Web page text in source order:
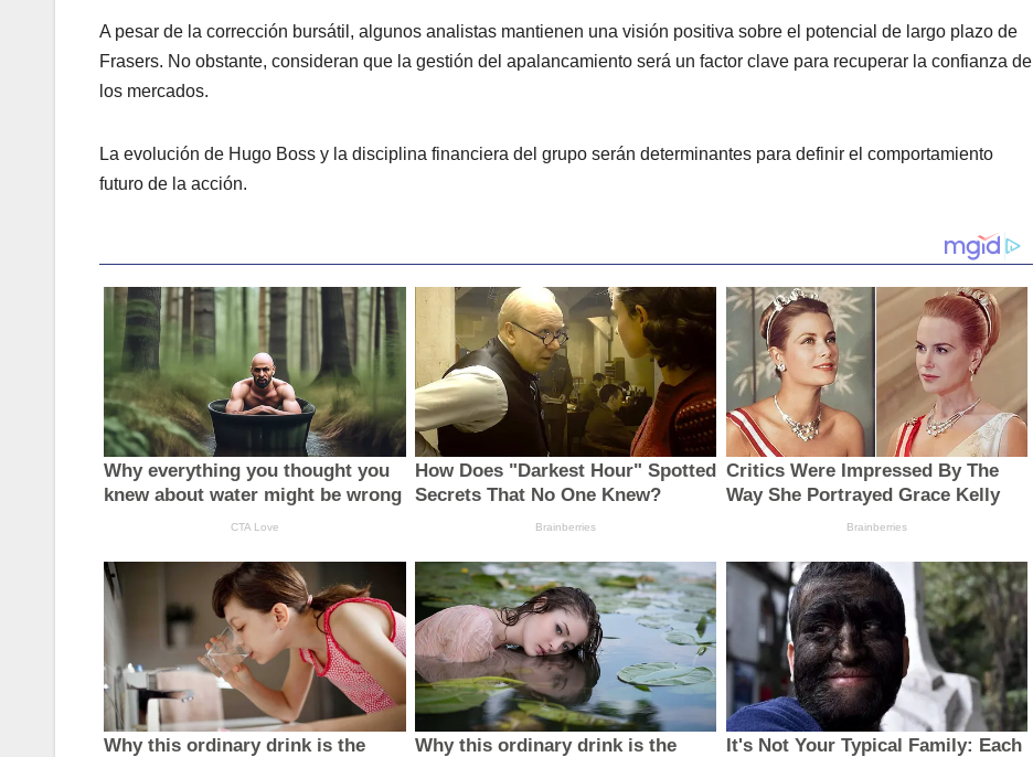
A pesar de la corrección bursátil, algunos analistas mantienen una visión positiva sobre el potencial de largo plazo de
Frasers. No obstante, consideran que la gestión del apalancamiento será un factor clave para recuperar la confianza de
los mercados.
La evolución de Hugo Boss y la disciplina financiera del grupo serán determinantes para definir el comportamiento
futuro de la acción.